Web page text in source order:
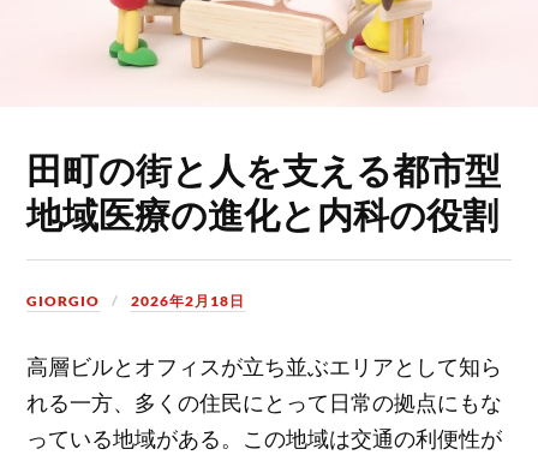
田町の街と人を支える都市型
地域医療の進化と内科の役割
GIORGIO 2026年2月18日
高層ビルとオフィスが立ち並ぶエリアとして知ら
れる一方、多くの住民にとって日常の拠点にもな
っている地域がある。 この地域は交通の利便性が